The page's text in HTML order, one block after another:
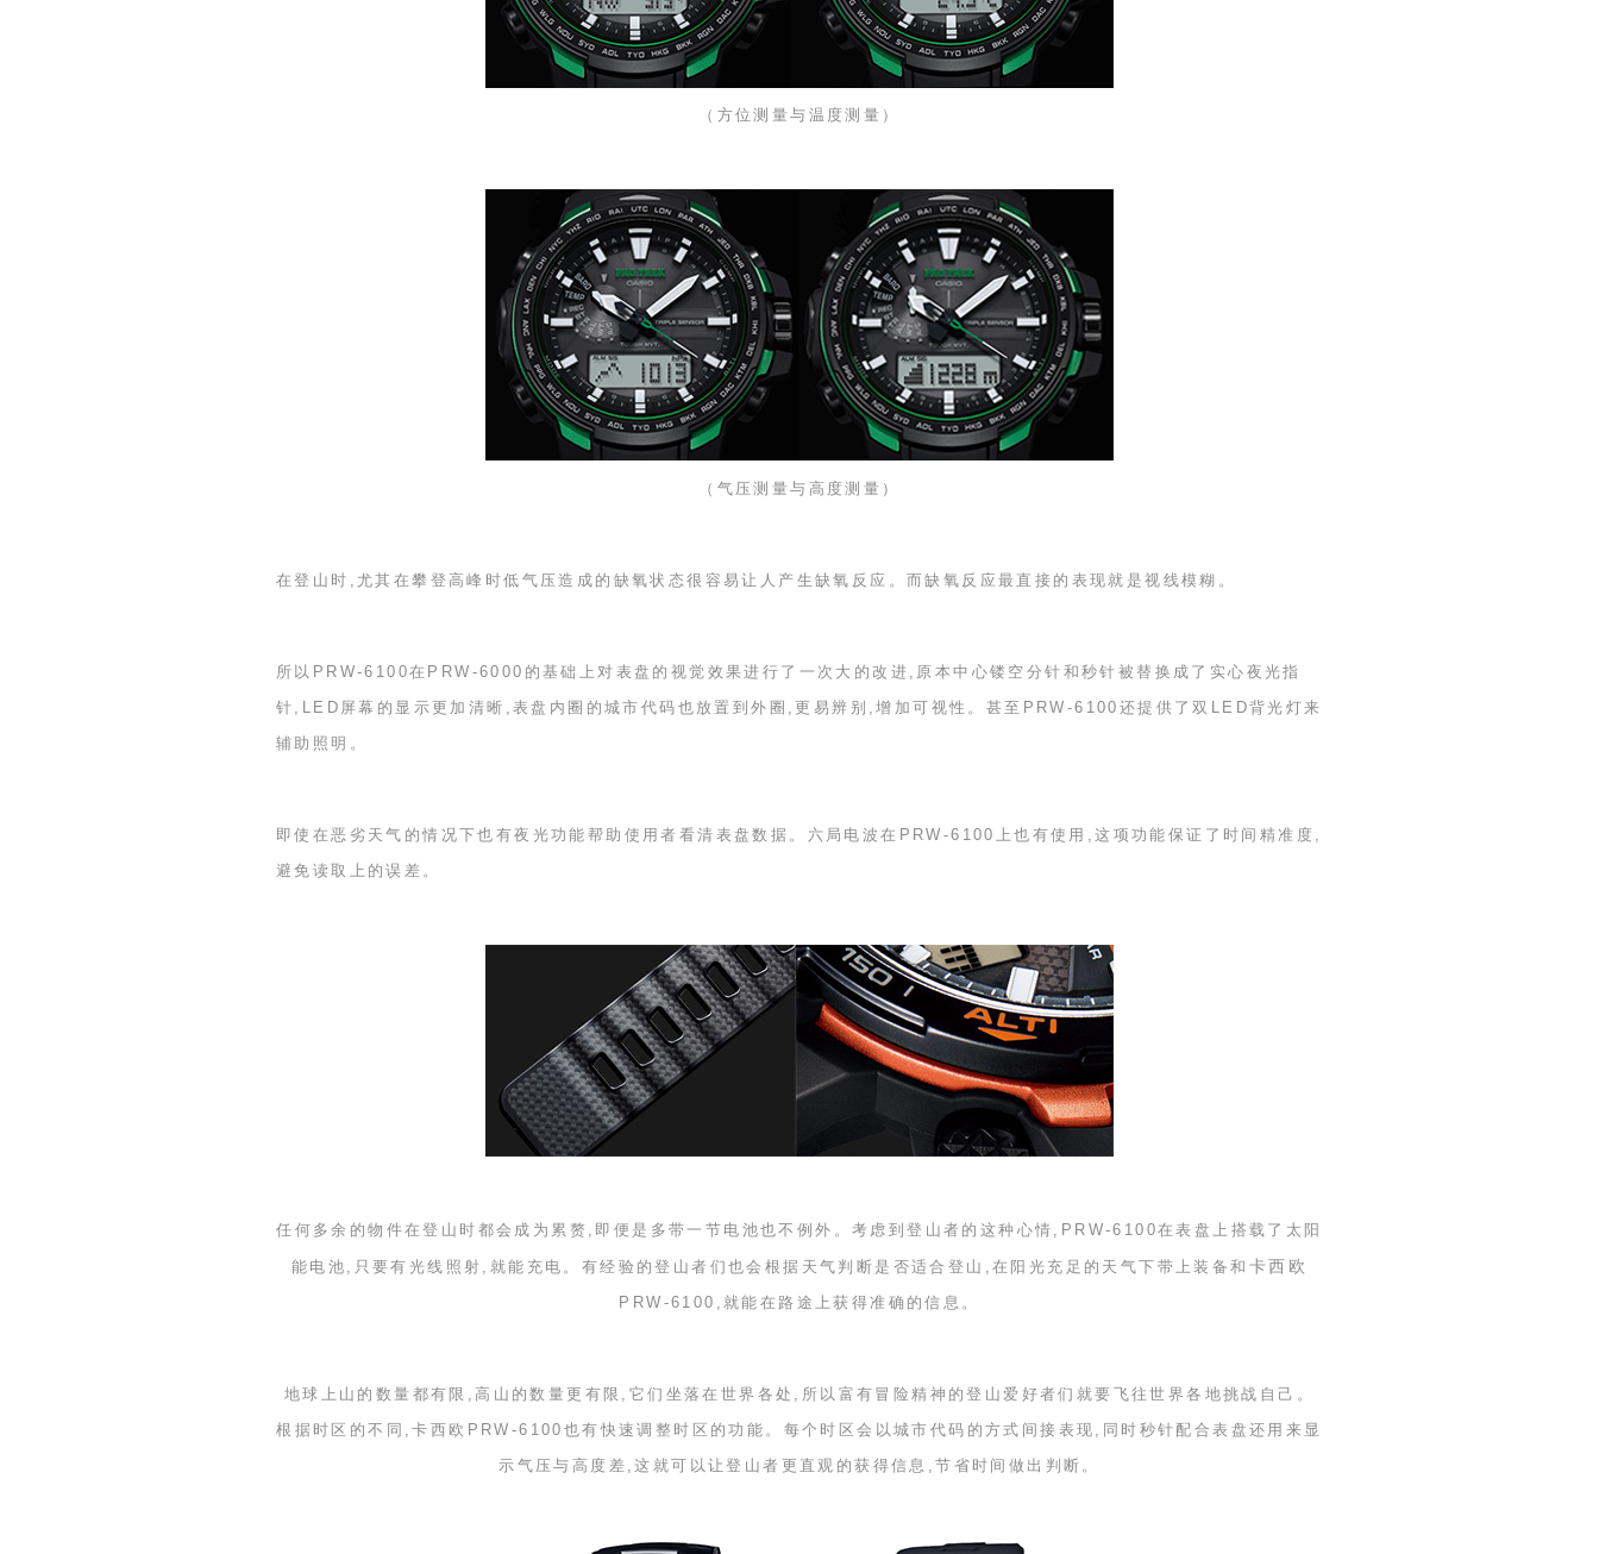
（方位测量与温度测量）
（气压测量与高度测量）
在登山时,尤其在攀登高峰时低气压造成的缺氧状态很容易让人产生缺氧反应。而缺氧反应最直接的表现就是视线模糊。
所以 PRW-6100在 PRW-6000 的基础上对表盘的视觉效果进行了一次大的改进,原本中心镂空分针和秒针被替换成了实心夜光指
针, LED 屏幕的显示更加清晰,表盘内圈的城市代码也放置到外圈,更易辨别,增加可视性。甚至 PRW-6100 还提供了双 LED背光灯来
辅助照明。
即使在恶劣天气的情况下也有夜光功能帮助使用者看清表盘数据。六局电波在 PRW-6100 上也有使用,这项功能保证了时间精准度,
避免读取上的误差。
任何多余的物件在登山时都会成为累赘,即便是多带一节电池也不例外。考虑到登山者的这种心情, PRW-6100在表盘上搭载了太阳
能电池,只要有光线照射,就能充电。有经验的登山者们也会根据天气判断是否适合登山,在阳光充足的天气下带上装备和 卡西欧
PRW-6100 ,就能在路途上获得准确的信息。
地球上山的数量都有限,高山的数量更有限,它们坐落在世界各处,所以富有冒险精神的登山爱好者们就要飞往世界各地挑战自己。
根据时区的不同,卡西欧 PRW-6100 也有快速调整时区的功能。每个时区会以城市代码的方式间接表现,同时秒针配合表盘还用来显
示气压与高度差,这就可以让登山者更直观的获得信息,节省时间做出判断。